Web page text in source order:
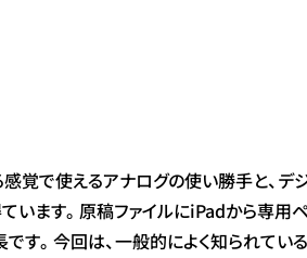
覚で使えるアナログの使い勝手と
います。原稿ファイルにiPadから専
す。今回は、一般的によく知られて